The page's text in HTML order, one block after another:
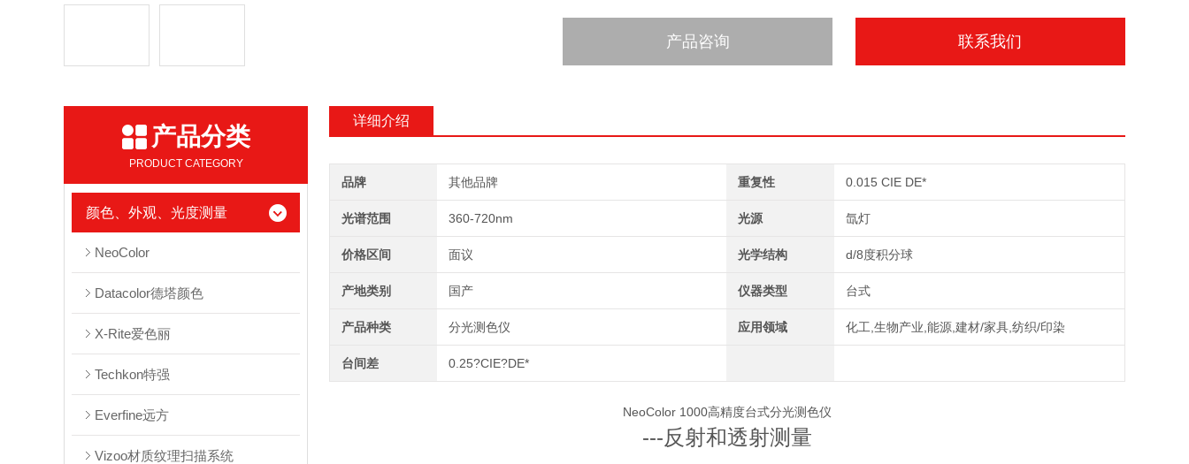
产品咨询 联系我们
产品分类
PRODUCT CATEGORY
颜色、外观、光度测量
NeoColor
Datacolor德塔颜色
X-Rite爱色丽
Techkon特强
Everfine远方
Vizoo材质纹理扫描系统
详细介绍
品牌 其他品牌 重复性 0.015 CIE DE*
光谱范围 360-720nm 光源 氙灯
价格区间 面议 光学结构 d/8度积分球
产地类别 国产 仪器类型 台式
产品种类 分光测色仪 应用领域 化工,生物产业,能源,建材/家具,纺织/印染
台间差 0.25?CIE?DE*
NeoColor 1000高精度台式分光测色仪
---反射和透射测量